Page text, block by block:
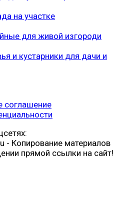
на участке
и кустарники для дачи и
соглашение
- Копирование материалов
прямой ссылки на сайт!